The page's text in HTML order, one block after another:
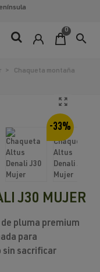
0
search
>
Chaqueta montaña
-33%
J30 MUJER
pluma premium
para
sin sacrificar